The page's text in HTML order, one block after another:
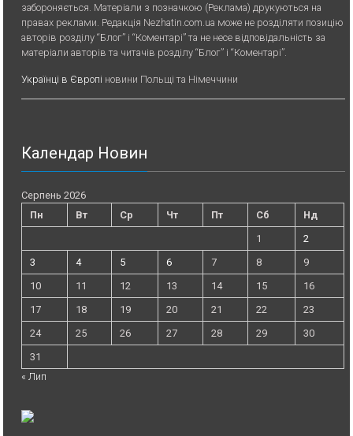
забороняється. Матеріали з позначкою (Реклама) друкуються на
правах реклами. Редакція Nezhatin.com.ua може не розділяти позицію
авторів розділу “Блог” і “Коментарі” та не несе відповідальність за
матеріали авторів та читачів розділу “Блог” і “Коментарі”.
Українці в Європі новини Польщі та Німеччини
Календар Новин
Серпень 2026
Пн
Вт Ср Чт Пт Сб
Нд
1
2
3
4 5 6 7 8
9
10
11 12 13 14 15
16
17
18 19 20 21 22
23
24
25 26 27 28 29
30
31
« Лип